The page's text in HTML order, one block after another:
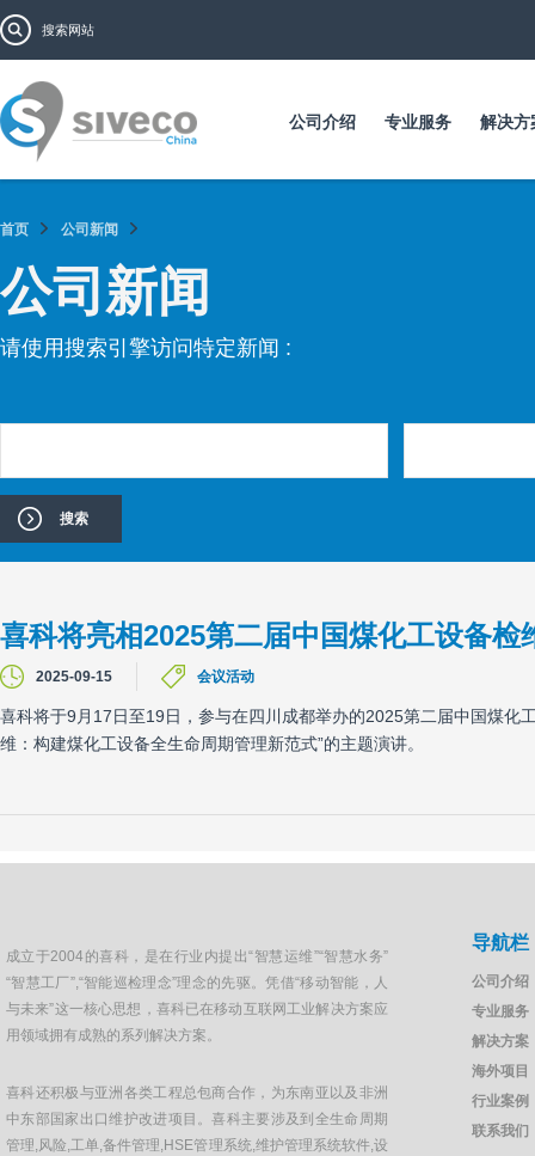
到
要
内
搜索表单
公司介绍 专业服务 解决方
首页 公司新闻
公司新闻
请使用搜索引擎访问特定新闻 :
喜科将亮相2025第二届中国煤化工设备
2025-09-15 会议活动
喜科将于9月17日至19日，参与在四川成都举办的2025第二届中国煤化
维：构建煤化工设备全生命周期管理新范式”的主题演讲。
成立于2004的喜科，是在行业内提出“智慧运维”“智慧水务”
“智慧工厂”,“智能巡检理念”理念的先驱。凭借“移动智能，人
与未来”这一核心思想，喜科已在移动互联网工业解决方案应
用领域拥有成熟的系列解决方案。
喜科还积极与亚洲各类工程总包商合作，为东南亚以及非洲
中东部国家出口维护改进项目。喜科主要涉及到全生命周期
管理,风险,工单,备件管理,HSE管理系统,维护管理系统软件,设
导航栏
公司介绍
专业服务
解决方案
海外项目
行业案例
联系我们